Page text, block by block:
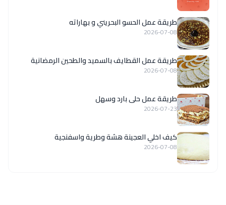
طريقة عمل الحسو البحريني و بهاراته
2026-07-08
طريقة عمل القطايف بالسميد والطحين الرمضانية
2026-07-08
طريقة عمل حلى بارد وسهل
2026-07-23
كيف اخلي العجينة هشة وطرية واسفنجية
2026-07-08